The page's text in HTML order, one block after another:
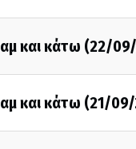
και κάτω (22/
και κάτω (21/